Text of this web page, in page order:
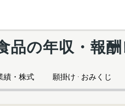
品の年収・報酬
績・株式 願掛け · おみくじ